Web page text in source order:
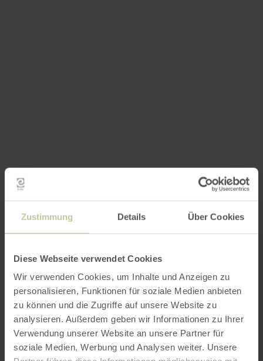
Zustimmung Details Über Cookies
Diese Webseite verwendet Cookies
Wir verwenden Cookies, um Inhalte und Anzeigen zu
personalisieren, Funktionen für soziale Medien anbieten
zu können und die Zugriffe auf unsere Website zu
analysieren. Außerdem geben wir Informationen zu Ihrer
Verwendung unserer Website an unsere Partner für
soziale Medien, Werbung und Analysen weiter. Unsere